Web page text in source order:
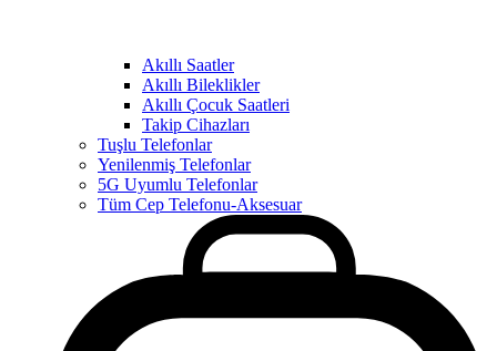
Akıllı Saatler
Akıllı Bileklikler
Akıllı Çocuk Saatleri
Takip Cihazları
Tuşlu Telefonlar
Yenilenmiş Telefonlar
5G Uyumlu Telefonlar
Tüm Cep Telefonu-Aksesuar